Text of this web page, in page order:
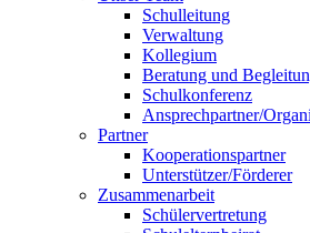
Schulleitung
Verwaltung
Kollegium
Beratung und
Schulkonferenz
Ansprechpartner/
Partner
Kooperationspartner
Unterstützer/Förderer
Zusammenarbeit
Schülervertretung